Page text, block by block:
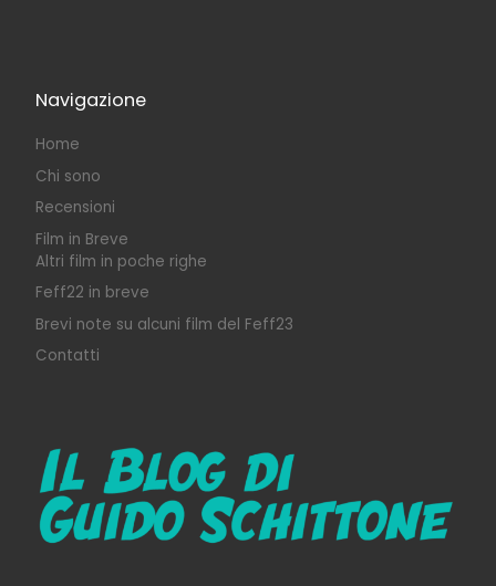
Navigazione
Home
Chi sono
Recensioni
Film in Breve
Altri film in poche righe
Feff22 in breve
Brevi note su alcuni film del Feff23
Contatti